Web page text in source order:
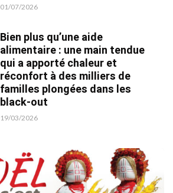
01/07/2026
Bien plus qu’une aide
alimentaire : une main tendue
qui a apporté chaleur et
réconfort à des milliers de
familles plongées dans les
black-out
19/03/2026